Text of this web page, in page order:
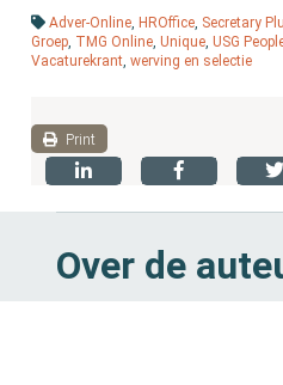
Adver-Online, HROffice, Secretary
Groep, TMG Online,Unique,USG
Vacaturekrant,werving en selectie
Print
Over de